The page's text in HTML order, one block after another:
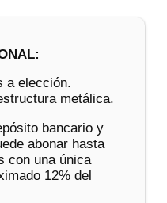
a elección.
metálica.
bancario y
abonar hasta
con una única
12% del